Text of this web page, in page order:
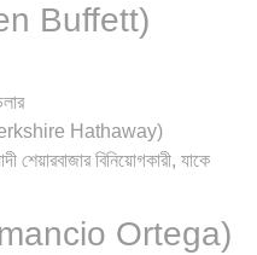
Buffett)
(Berkshire Hathaway)
শেয়ারবাজার বিনিয়োগকারী, যাকে
Ortega)